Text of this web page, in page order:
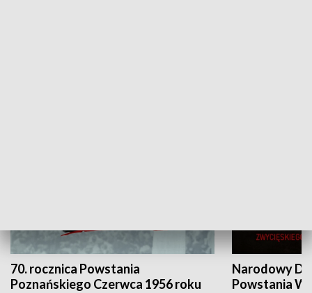
70. rocznica Powstania
Poznańskiego Czerwca 1956 roku
Narodowy
Powstania